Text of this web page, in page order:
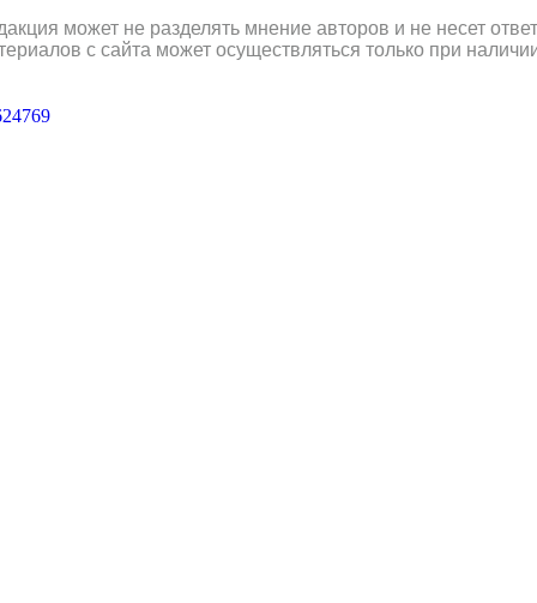
может не разделять мнение авторов и не несет
с сайта может осуществляться только при